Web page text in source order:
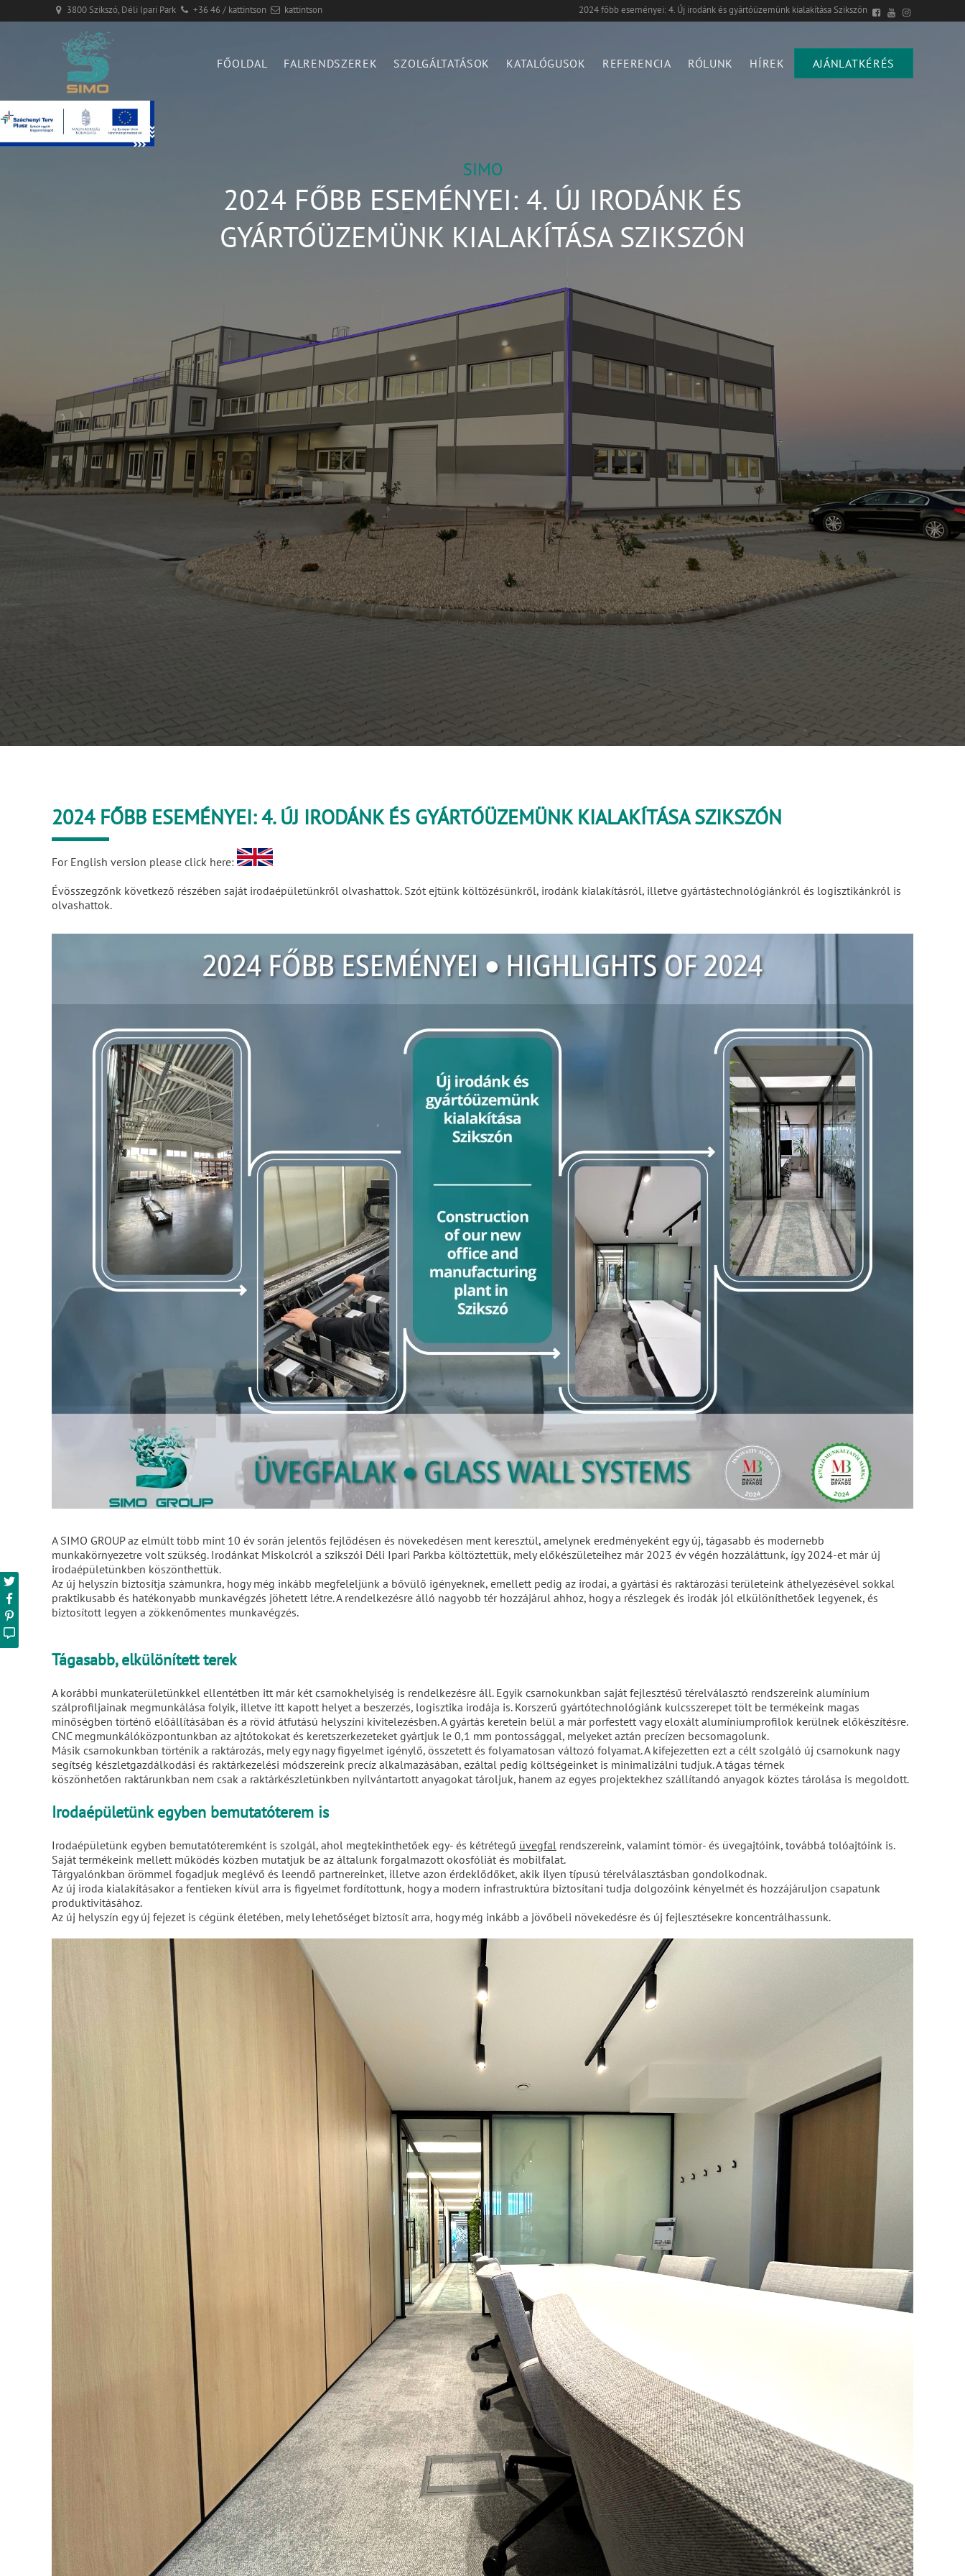
3800 Szikszó, Déli Ipari Park +36 46 / kattintson kattintson 2024 főbb eseményei: 4. Új irodánk és gyártóüzemünk kialakítása Szikszón
FŐOLDAL FALRENDSZEREK SZOLGÁLTATÁSOK KATALÓGUSOK REFERENCIA RÓLUNK HÍREK AJÁNLATKÉRÉS
SIMO
2024 FŐBB ESEMÉNYEI: 4. ÚJ IRODÁNK ÉS
GYÁRTÓÜZEMÜNK KIALAKÍTÁSA SZIKSZÓN
2024 FŐBB ESEMÉNYEI: 4. ÚJ IRODÁNK ÉS GYÁRTÓÜZEMÜNK KIALAKÍTÁSA SZIKSZÓN
For English version please click here:
Évösszegzőnk következő részében saját irodaépületünkről olvashattok. Szót ejtünk költözésünkről, irodánk kialakításról, illetve gyártástechnológiánkról és logisztikánkról is
olvashattok.
A SIMO GROUP az elmúlt több mint 10 év során jelentős fejlődésen és növekedésen ment keresztül, amelynek eredményeként egy új, tágasabb és modernebb
munkakörnyezetre volt szükség. Irodánkat Miskolcról a szikszói Déli Ipari Parkba költöztettük, mely előkészületeihez már 2023 év végén hozzáláttunk, így 2024-et már új
irodaépületünkben köszönthettük.
Az új helyszín biztosítja számunkra, hogy még inkább megfeleljünk a bővülő igényeknek, emellett pedig az irodai, a gyártási és raktározási területeink áthelyezésével sokkal
praktikusabb és hatékonyabb munkavégzés jöhetett létre. A rendelkezésre álló nagyobb tér hozzájárul ahhoz, hogy a részlegek és irodák jól elkülöníthetőek legyenek, és
biztosított legyen a zökkenőmentes munkavégzés.
Tágasabb, elkülönített terek
A korábbi munkaterületünkkel ellentétben itt már két csarnokhelyiség is rendelkezésre áll. Egyik csarnokunkban saját fejlesztésű térelválasztó rendszereink alumínium
szálprofiljainak megmunkálása folyik, illetve itt kapott helyet a beszerzés, logisztika irodája is. Korszerű gyártótechnológiánk kulcsszerepet tölt be termékeink magas
minőségben történő előállításában és a rövid átfutású helyszíni kivitelezésben. A gyártás keretein belül a már porfestett vagy eloxált alumíniumprofilok kerülnek előkészítésre.
CNC megmunkálóközpontunkban az ajtótokokat és keretszerkezeteket gyártjuk le 0,1 mm pontossággal, melyeket aztán precízen becsomagolunk.
Másik csarnokunkban történik a raktározás, mely egy nagy figyelmet igénylő, összetett és folyamatosan változó folyamat. A kifejezetten ezt a célt szolgáló új csarnokunk nagy
segítség készletgazdálkodási és raktárkezelési módszereink precíz alkalmazásában, ezáltal pedig költségeinket is minimalizálni tudjuk. A tágas térnek
köszönhetően raktárunkban nem csak a raktárkészletünkben nyilvántartott anyagokat tároljuk, hanem az egyes projektekhez szállítandó anyagok köztes tárolása is megoldott.
Irodaépületünk egyben bemutatóterem is
Irodaépületünk egyben bemutatóteremként is szolgál, ahol megtekinthetőek egy- és kétrétegű üvegfal rendszereink, valamint tömör- és üvegajtóink, továbbá tolóajtóink is.
Saját termékeink mellett működés közben mutatjuk be az általunk forgalmazott okosfóliát és mobilfalat.
Tárgyalónkban örömmel fogadjuk meglévő és leendő partnereinket, illetve azon érdeklődőket, akik ilyen típusú térelválasztásban gondolkodnak.
Az új iroda kialakításakor a fentieken kívül arra is figyelmet fordítottunk, hogy a modern infrastruktúra biztosítani tudja dolgozóink kényelmét és hozzájáruljon csapatunk
produktivitásához.
Az új helyszín egy új fejezet is cégünk életében, mely lehetőséget biztosít arra, hogy még inkább a jövőbeli növekedésre és új fejlesztésekre koncentrálhassunk.